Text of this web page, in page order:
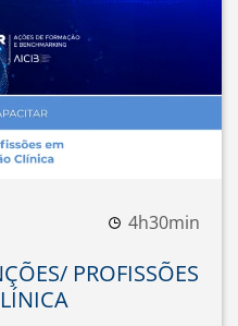
PROFISSÕES
4h30min